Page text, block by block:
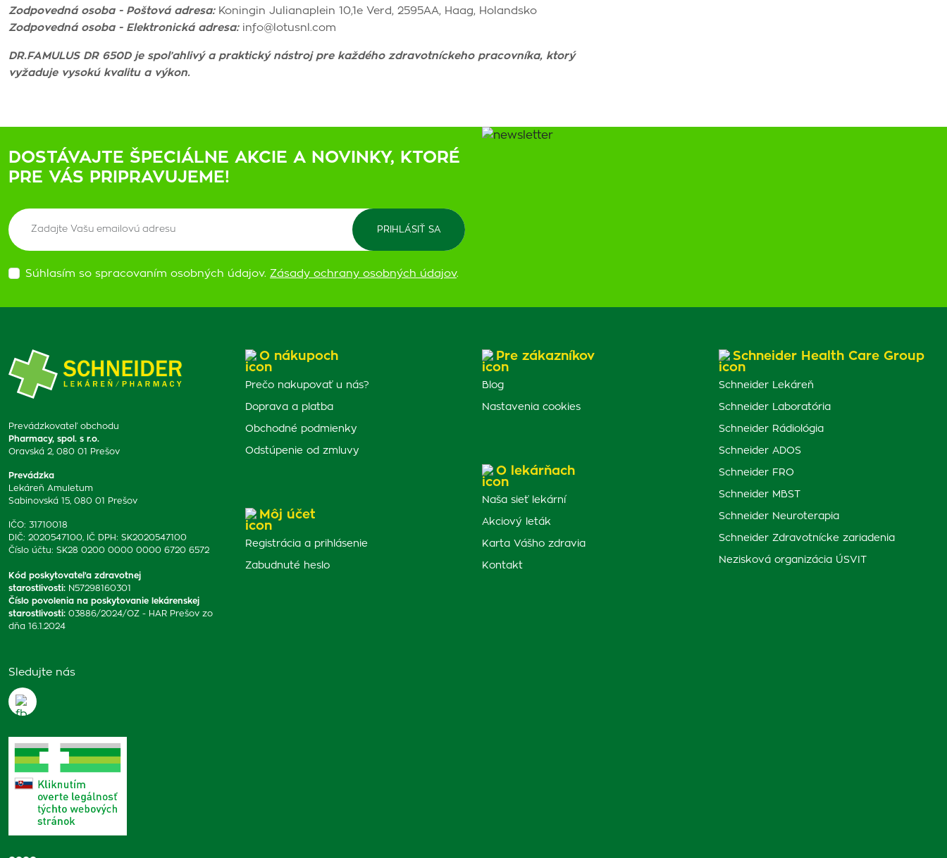
Zodpovedná osoba - Poštová adresa:Koningin Julianaplein 10,1e Verd, 2595AA, Haag, Holandsko
Zodpovedná osoba - Elektronická adresa:info@lotusnl.com
DR.FAMULUS DR 650D je spoľahlivý a praktický nástroj pre každého zdravotníckeho pracovníka, ktorý
vyžaduje vysokú kvalitu a výkon.
DOSTÁVAJTE ŠPECIÁLNE AKCIE A NOVINKY, KTORÉ
PRE VÁS PRIPRAVUJEME!
Súhlasím so spracovaním osobných údajov. Zásady ochrany osobných údajov.
Prevádzkovateľ obchodu
Pharmacy, spol. s r.o.
Oravská 2, 080 01 Prešov
Prevádzka
Lekáreň Amuletum
Sabinovská 15, 080 01 Prešov
IČO: 31710018
DIČ: 2020547100, IČ DPH: SK2020547100
Číslo účtu: SK28 0200 0000 0000 6720 6572
Kód poskytovateľa zdravotnej
starostlivosti: N57298160301
Číslo povolenia na poskytovanie lekárenskej
starostlivosti: 03886/2024/OZ - HAR Prešov zo
dňa 16.1.2024
Sledujte nás
O nákupoch
Prečo nakupovať u nás?
Doprava a platba
Obchodné podmienky
Odstúpenie od zmluvy
Môj účet
Registrácia a prihlásenie
Zabudnuté heslo
Pre zákazníkov
Blog
Nastavenia cookies
O lekárňach
Naša sieť lekární
Akciový leták
Karta Vášho zdravia
Kontakt
Schneider Health Care Group
Schneider Lekáreň
Schneider Laboratória
Schneider Rádiológia
Schneider ADOS
Schneider FRO
Schneider MBST
Schneider Neuroterapia
Schneider Zdravotnícke zariadenia
Nezisková organizácia ÚSVIT